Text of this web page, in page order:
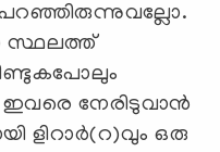
സ്ഥലത്ത്
ഇവരെ നേരിടുവാന്‍
ളിറാര്‍(റ)വും ഒരു